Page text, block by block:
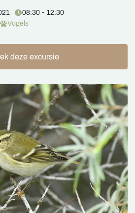
08:30 - 12:30
Vogels
deze excursie